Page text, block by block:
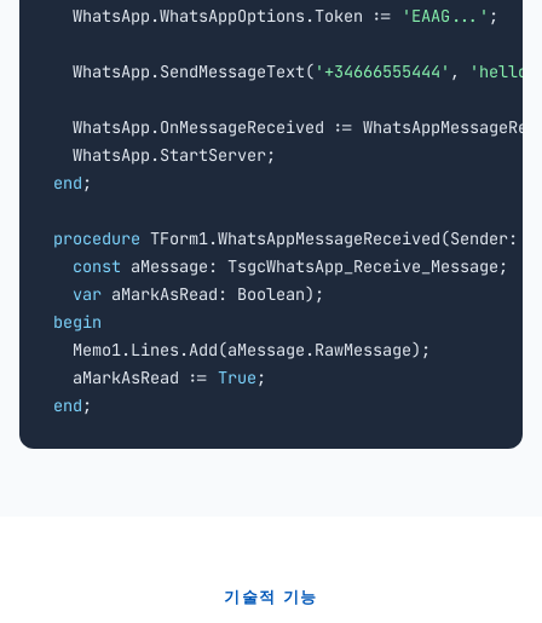
  WhatsApp.WhatsAppOptions.Token :=
'EAAG...' ;
  WhatsApp.SendMessageText(
'+34666555444' , 'hello
WhatsApp.OnMessageReceived :=
end ;
procedure TForm1.WhatsAppMessageReceived(Sender:
const aMessage: TsgcWhatsApp_Receive_Message;
var
begin
Memo1.Lines.Add(aMessage.RawMessage);
  aMarkAsRead :=
True
end ;
기술적 기능